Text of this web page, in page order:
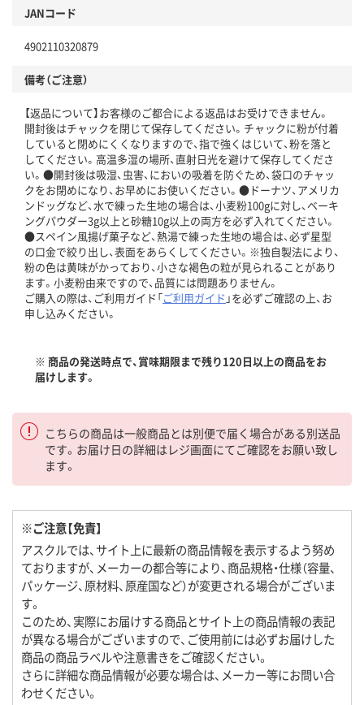
JANコード
4902110320879
備考（ご注意）
【返品について】お客様のご都合による返品はお受けできません。
開封後はチャックを閉じて保存してください。チャックに粉が付着
していると閉めにくくなりますので、指で強くはじいて、粉を落と
してください。高温多湿の場所、直射日光を避けて保存してくださ
い。●開封後は吸湿、虫害、においの吸着を防ぐため、袋口のチャッ
クをお閉めになり、お早めにお使いください。●ドーナツ、アメリカ
ンドッグなど、水で練った生地の場合は、小麦粉100gに対し、ベーキ
ングパウダー3g以上と砂糖10g以上の両方を必ず入れてください。
●スペイン風揚げ菓子など、熱湯で練った生地の場合は、必ず星型
の口金で絞り出し、表面をあらくしてください。※独自製法により、
粉の色は黄味がかっており、小さな褐色の粒が見られることがあり
ます。小麦粉由来ですので、品質には問題ありません。
ご購入の際は、ご利用ガイド「ご利用ガイド 」を必ずご確認の上、お
申し込みください。
※ 商品の発送時点で、賞味期限まで残り120日以上の商品をお
届けします。
こちらの商品は一般商品とは別便で届く場合がある別送品
です。お届け日の詳細はレジ画面にてご確認をお願い致し
ます。
※ご注意【免責】
アスクルでは、サイト上に最新の商品情報を表示するよう努め
ておりますが、メーカーの都合等により、商品規格・仕様（容量、
パッケージ、原材料、原産国など）が変更される場合がございま
す。
このため、実際にお届けする商品とサイト上の商品情報の表記
が異なる場合がございますので、ご使用前には必ずお届けした
商品の商品ラベルや注意書きをご確認ください。
さらに詳細な商品情報が必要な場合は、メーカー等にお問い合
わせください。